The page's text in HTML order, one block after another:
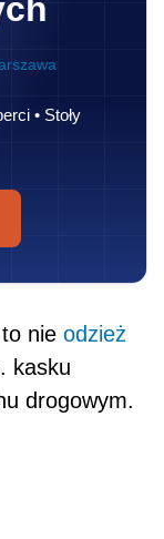
• Stoły
nie odzież
kasku
drogowym.